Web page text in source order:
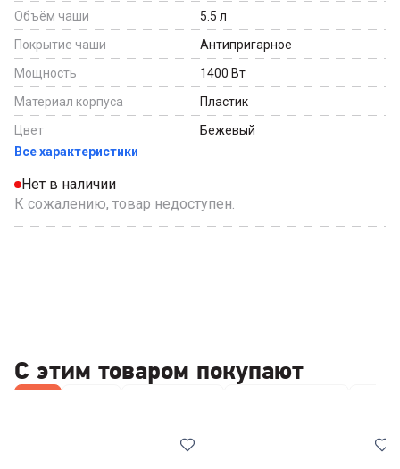
Объём чаши
5.5 л
Покрытие чаши
Антипригарное
Мощность
1400 Вт
Материал корпуса
Пластик
Цвет
Бежевый
Все характеристики
Нет в наличии
К сожалению, товар недоступен.
С этим товаром покупают